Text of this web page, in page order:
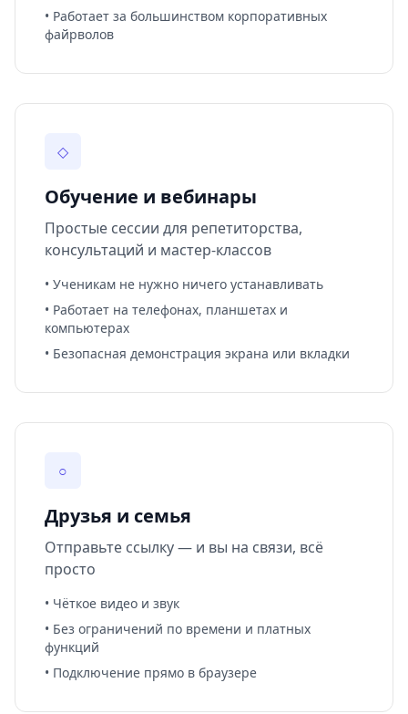
• Работает за большинством корпоративных
файрволов
◇
Обучение и вебинары
Простые сессии для репетиторства,
консультаций и мастер-классов
• Ученикам не нужно ничего устанавливать
• Работает на телефонах, планшетах и
компьютерах
• Безопасная демонстрация экрана или вкладки
○
Друзья и семья
Отправьте ссылку — и вы на связи, всё
просто
• Чёткое видео и звук
• Без ограничений по времени и платных
функций
• Подключение прямо в браузере